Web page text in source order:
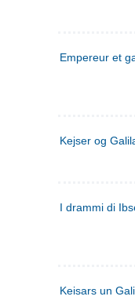
Empereur et
Kejser og
I drammi di
Keisars un